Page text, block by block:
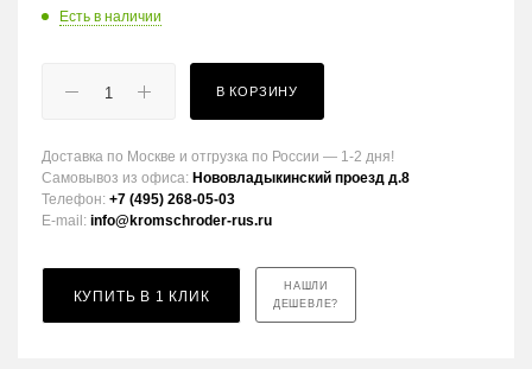
Есть в наличии
В КОРЗИНУ
Доставка по Москве и отгрузка по России — 1-2 дня!
Самовывоз из офиса: Нововладыкинский проезд д.8
Телефон: +7 (495) 268-05-03
E-mail: info@kromschroder-rus.ru
КУПИТЬ В 1 КЛИК
НАШЛИ
ДЕШЕВЛЕ?